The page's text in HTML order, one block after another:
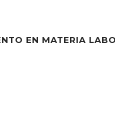
EN MATERIA